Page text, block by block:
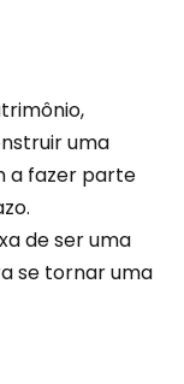
uma
a fazer parte
de ser uma
se tornar uma